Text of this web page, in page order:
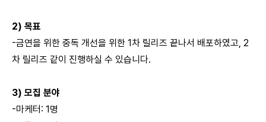
2) 목표
-금연을 위한 중독 개선을 위한 1차 릴리즈 끝나서 배포하였고, 2
차 릴리즈 같이 진행하실 수 있습니다.
3) 모집 분야
-마케터: 1명